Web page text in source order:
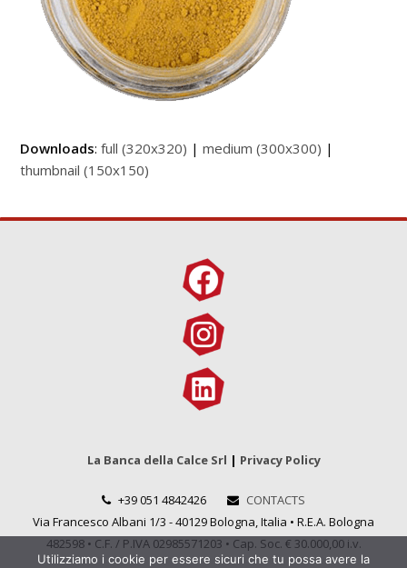
Downloads:full (320x320) |medium (300x300) |
thumbnail (150x150)
La Banca della Calce Srl | Privacy Policy
+39 051 4842426
CONTACTS
Via Francesco Albani 1/3 - 40129 Bologna, Italia • R.E.A. Bologna
482598 • C.F. / P.IVA 02985571203 • Cap. Soc. € 30.000,00 i.v.
Utilizziamo i cookie per essere sicuri che tu possa avere la